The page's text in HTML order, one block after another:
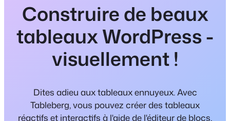
Construire de beaux
tableaux WordPress -
visuellement !
Dites adieu aux tableaux ennuyeux. Avec
Tableberg, vous pouvez créer des tableaux
réactifs et interactifs à l'aide de l'éditeur de blocs,